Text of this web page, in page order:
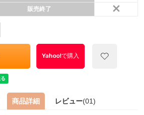
販売終了 ×
Yahoo!で購入
商品詳細 レビュー(01)